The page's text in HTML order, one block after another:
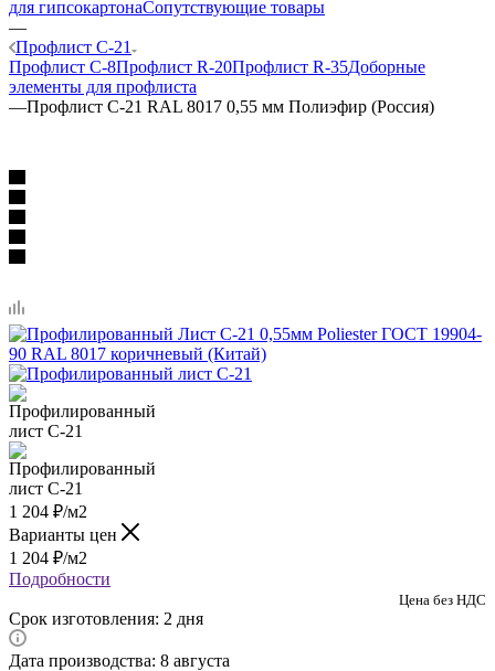
для гипсокартонаСопутствующие товары
—
Профлист C-21
Профлист C-8Профлист R-20Профлист R-35Доборные
элементы для профлиста
—Профлист C-21 RAL 8017 0,55 мм Полиэфир (Россия)
1 204 ₽/м2
Варианты цен
1 204 ₽/м2
Подробности
Цена без НДС
Срок изготовления: 2 дня
Дата производства: 8 августа